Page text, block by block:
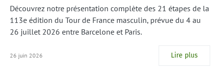
Découvrez notre présentation complète des 21 étapes de la
113e édition du Tour de France masculin, prévue du 4 au
26 juillet 2026 entre Barcelone et Paris.
26 juin 2026 Lire plus